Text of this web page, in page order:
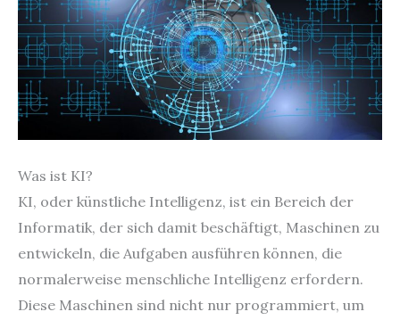
Was ist KI?
KI, oder künstliche Intelligenz, ist ein Bereich der
Informatik, der sich damit beschäftigt, Maschinen zu
entwickeln, die Aufgaben ausführen können, die
normalerweise menschliche Intelligenz erfordern.
Diese Maschinen sind nicht nur programmiert, um